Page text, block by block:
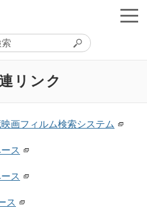
リンク
画フィルム検索システム
ス
ス
ス